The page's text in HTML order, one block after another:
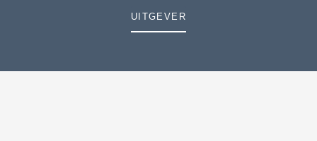
UITGEVER